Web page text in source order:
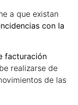
a que existan
con la
facturación
realizarse de
de las